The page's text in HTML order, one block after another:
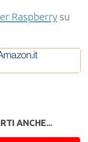
Raspberrysu
ANCHE...